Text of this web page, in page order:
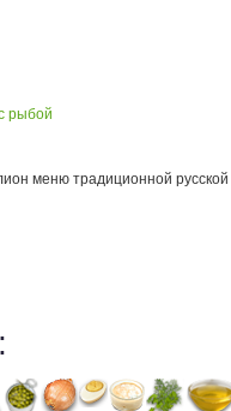
рыбой
меню традиционной русской